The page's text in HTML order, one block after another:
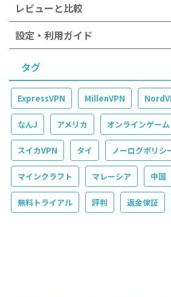
レビューと比較
設定・利用ガイド
タグ
ExpressVPN MillenVPN
なんJ アメリカ オンラインゲーム
スイカVPN タイ ノーログポリシ
マインクラフト マレーシア 中国
無料トライアル 評判 返金保証